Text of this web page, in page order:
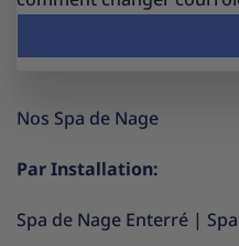
Nos Spa de Nage
Par Installation:
Spa de Nage Enterré |